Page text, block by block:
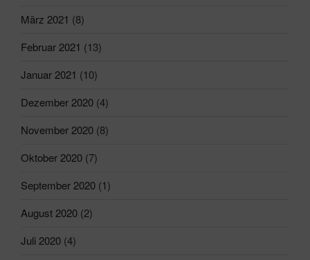
März 2021 (8)
Februar 2021 (13)
Januar 2021 (10)
Dezember 2020 (4)
November 2020 (8)
Oktober 2020 (7)
September 2020 (1)
August 2020 (2)
Juli 2020 (4)